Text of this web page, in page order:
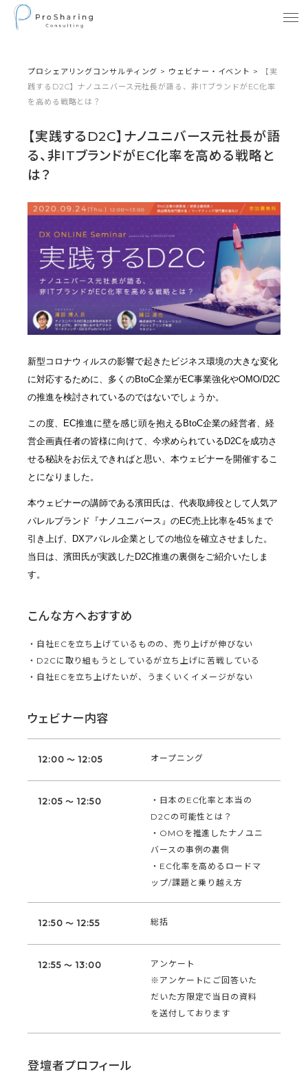
プロシェアリングコンサルティング > ウェビナー・イベント >
【実
践するD2C】ナノユニバース元社長が語る、非ITブランドがEC化率
を高める戦略とは？
【実践するD2C】ナノユニバース元社長が語
る、非ITブランドがEC化率を高める戦略と
は？
新型コロナウィルスの影響で起きたビジネス環境の大きな変化
に対応するために、多くのBtoC企業がEC事業強化やOMO/D2C
の推進を検討されているのではないでしょうか。
この度、EC推進に壁を感じ頭を抱えるBtoC企業の経営者、経
営企画責任者の皆様に向けて、今求められているD2Cを成功さ
せる秘訣をお伝えできればと思い、本ウェビナーを開催するこ
とになりました。
本ウェビナーの講師である濱田氏は、代表取締役として人気ア
パレルブランド『ナノユニバース』のEC売上比率を45％まで
引き上げ、DXアパレル企業としての地位を確立させました。
当日は、濱田氏が実践したD2C推進の裏側をご紹介いたしま
す。
こんな方へおすすめ
・自社ECを立ち上げているものの、売り上げが伸びない
・D2Cに取り組もうとしているが立ち上げに苦戦している
・自社ECを立ち上げたいが、うまくいくイメージがない
ウェビナー内容
12:00 ～ 12:05 オープニング
12:05 ～ 12:50
・日本のEC化率と本当の
D2Cの可能性とは？
・OMOを推進したナノユニ
バースの事例の裏側
・EC化率を高めるロードマ
ップ/課題と乗り越え方
12:50 ～ 12:55 総括
12:55 ～ 13:00
アンケート
※アンケートにご回答いた
だいた方限定で当日の資料
を送付しております
登壇者プロフィール